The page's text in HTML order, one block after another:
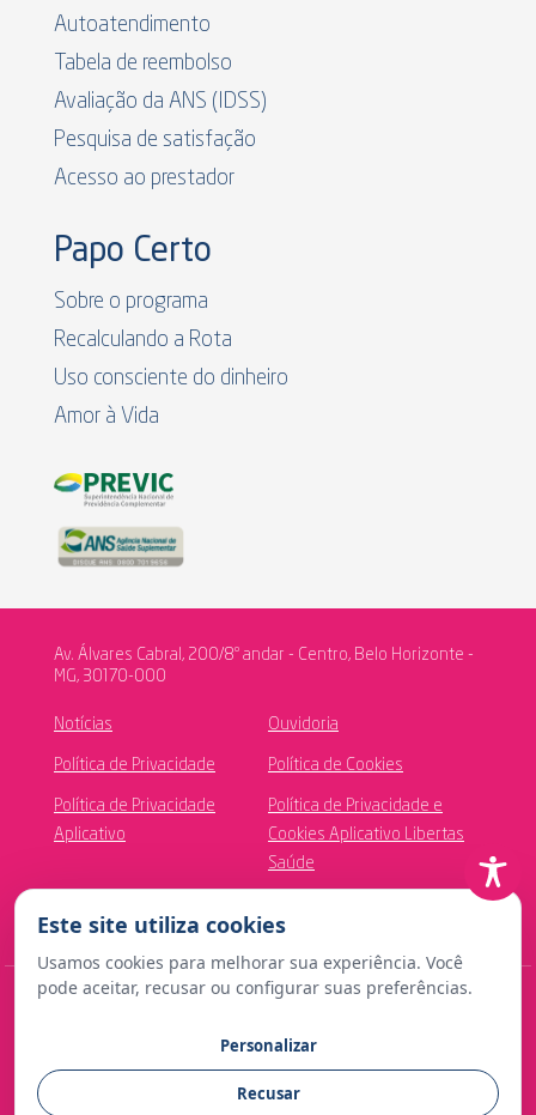
Autoatendimento
Tabela de reembolso
Avaliação da ANS (IDSS)
Pesquisa de satisfação
Acesso ao prestador
Papo Certo
Sobre o programa
Recalculando a Rota
Uso consciente do dinheiro
Amor à Vida
Av. Álvares Cabral, 200/8º andar - Centro, Belo Horizonte -
MG, 30170-000
Notícias Ouvidoria
Política de Privacidade Política de Cookies
Política de Privacidade
Aplicativo
Política de Privacidade e
Cookies Aplicativo Libertas
Saúde
Contato para imprensa:
comunicacao@fundacaolibertas.com.br
Este site utiliza cookies
Usamos cookies para melhorar sua experiência. Você
pode aceitar, recusar ou configurar suas preferências.
Personalizar
Recusar